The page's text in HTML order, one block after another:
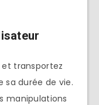
transportez
durée de vie.
manipulations